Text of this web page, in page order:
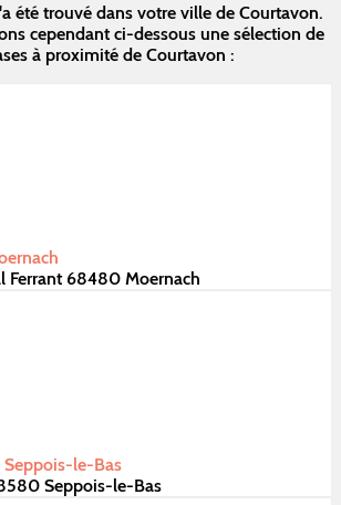
été trouvé dans votre ville de Courtavon.
cependant ci-dessous une sélection de
à proximité de Courtavon :
Ferrant 68480 Moernach
le-Bas
Seppois-le-Bas